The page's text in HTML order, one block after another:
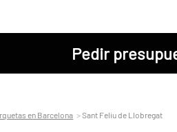
Pedir
en Barcelona Sant Feliu de Llobregat